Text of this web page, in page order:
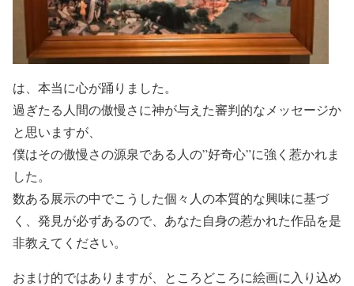
は、本当に心が踊りました。
過ぎたる人間の傲慢さに神が与えた審判的なメッセージか
と思いますが、
僕はその傲慢さの源泉である人の”好奇心”に強く惹かれま
した。
数ある展示の中でこうした個々人の本質的な興味に基づ
く、発見が必ずあるので、あなた自身の惹かれた作品を是
非教えてください。
おまけ的ではありますが、ところどころに絵画に入り込め